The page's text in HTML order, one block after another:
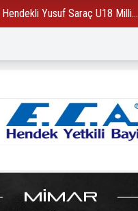
Hendekli Yusuf Saraç U18 Milli...